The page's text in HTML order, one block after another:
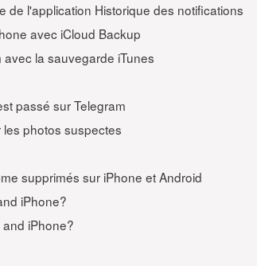
de l'application Historique des notifications
avec iCloud Backup
la sauvegarde iTunes
passé sur Telegram
photos suspectes
supprimés sur iPhone et Android
iPhone?
iPhone?